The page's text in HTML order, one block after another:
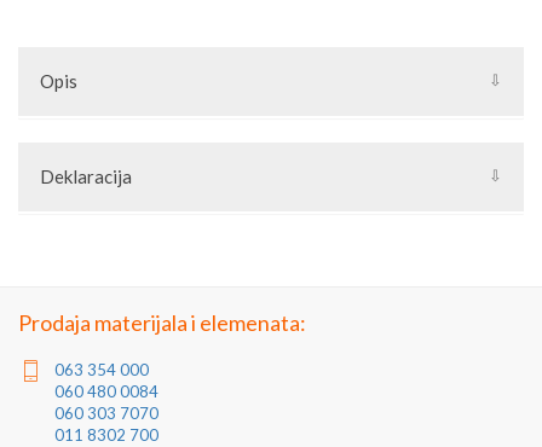
Opis
kombinovati sa kovanim elementima i drugim delovima za
kovane ograde. Naše ukrase od kovanog gvožđa kao i materijale
Deklaracija
Jedinica mere: komad
Prodaja materijala i elemenata:
063 354 000
060 480 0084
060 303 7070
011 8302 700